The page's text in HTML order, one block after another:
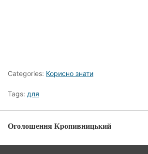
Categories: Корисно знати
Tags: для
Оголошення Кропивницький